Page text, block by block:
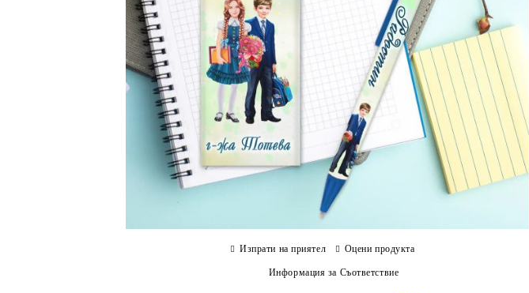
Изпрати на приятел Оцени продукта
Информация за Съответствие